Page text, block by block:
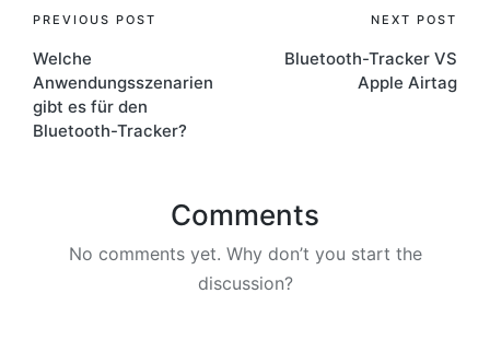
Post
navigation
PREVIOUS POST
Welche
Anwendungsszenarien
gibt es für den
Bluetooth-Tracker?
NEXT POST
Bluetooth-Tracker VS
Apple Airtag
Comments
No comments yet. Why don’t you start the
discussion?